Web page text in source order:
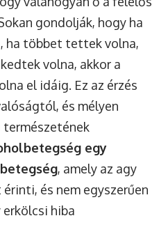
gondolják, hogy ha
ha többet tettek volna,
volna, akkor a
el idáig. Ez az érzés
és mélyen
természetének
egy
, amely az agy
és nem egyszerűen
hiba